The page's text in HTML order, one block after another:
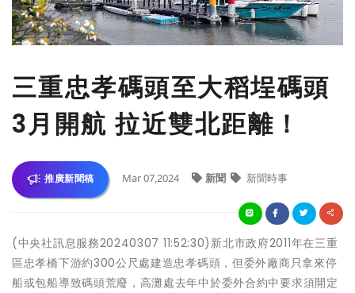
三重忠孝碼頭至大稻埕碼頭
3月開航 拉近雙北距離！
推廣新聞稿 Mar 07,2024 新聞 新聞時事
(中央社訊息服務20240307 11:52:30)新北市政府2011年在三重
區忠孝橋下游約300公尺處建造忠孝碼頭，但委外廠商只拿來停
船或包船導致碼頭荒廢，高灘處去年中於委外合約中要求須開定